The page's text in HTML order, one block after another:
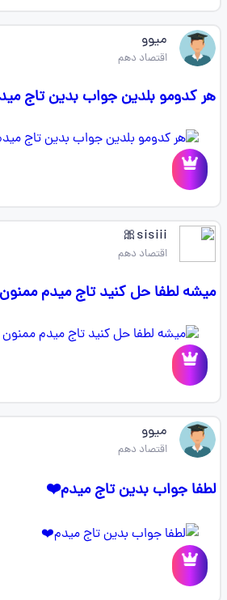
میوو
اقتصاد دهم
هر کدومو بلدین جواب بدین تاج
sisiii🎀
اقتصاد دهم
میشه لطفا حل کنید تاج میدم ممنون
میوو
اقتصاد دهم
لطفا جواب بدین تاج میدم❤️